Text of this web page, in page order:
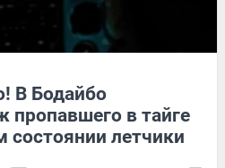
В Бодайбо
пропавшего в тайге
состоянии летчики